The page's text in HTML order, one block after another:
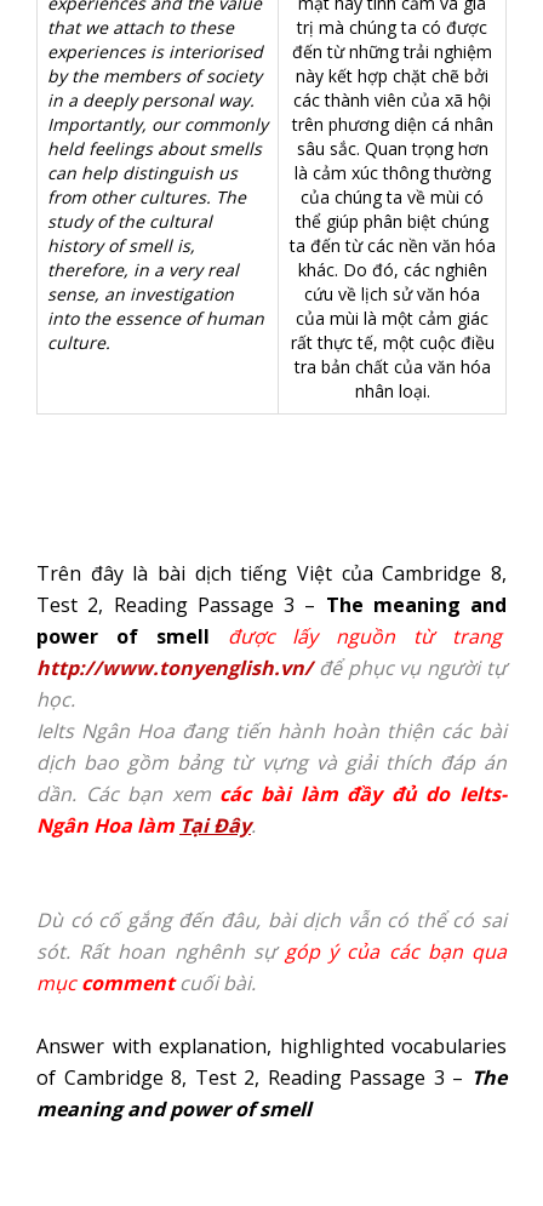
that we attach to these
experiences is interiorised
by the members of society
in a deeply personal way.
Importantly, our commonly
held feelings about smells
can help distinguish us
from other cultures. The
study of the cultural
history of smell is,
therefore, in a very real
sense, an investigation
into the essence of human
culture.
trị mà chúng ta có được
đến từ những trải nghiệm
này kết hợp chặt chẽ bởi
các thành viên của xã hội
trên phương diện cá nhân
sâu sắc. Quan trọng hơn
là cảm xúc thông thường
của chúng ta về mùi có
thể giúp phân biệt chúng
ta đến từ các nền văn hóa
khác. Do đó, các nghiên
cứu về lịch sử văn hóa
của mùi là một cảm giác
rất thực tế, một cuộc điều
tra bản chất của văn hóa
nhân loại.
Trên đây là bài dịch tiếng Việt của Cambridge 8,
Test 2, Reading Passage 3 – The meaning and
power of smell được lấy nguồn từ trang
http://www.tonyenglish.vn/để phục vụ người tự
học.
Ielts Ngân Hoa đang tiến hành hoàn thiện các bài
dịch bao gồm bảng từ vựng và giải thích đáp án
dần. Các bạn xem các bài làm đầy đủ do Ielts-
Ngân Hoa làm Tại Đây.
Dù có cố gắng đến đâu, bài dịch vẫn có thể có sai
sót. Rất hoan nghênh sự góp ý của các bạn qua
mụccommentcuối bài.
Answer with explanation, highlighted vocabularies
of Cambridge 8, Test 2, Reading Passage 3 – The
meaning and power of smell